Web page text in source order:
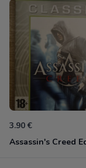
3.90 €